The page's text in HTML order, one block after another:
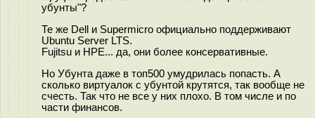
убунты"?
Те же Dell и Supermicro официально поддерживают
Ubuntu Server LTS.
Fujitsu и HPE... да, они более консервативные.
Но Убунта даже в топ500 умудрилась попасть. А
сколько виртуалок с убунтой крутятся, так вообще не
счесть. Так что не все у них плохо. В том числе и по
части финансов.